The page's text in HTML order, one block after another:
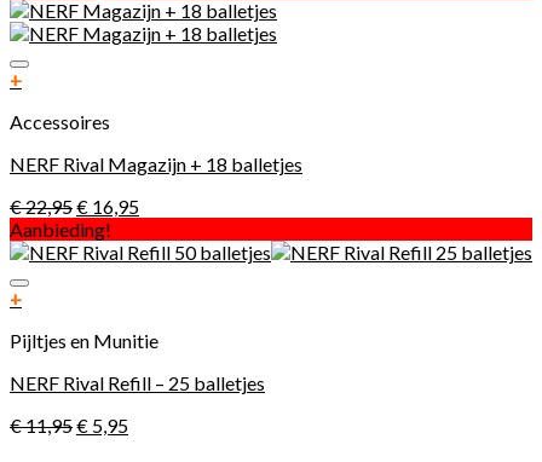
+
Accessoires
NERF Rival Magazijn + 18 balletjes
€22,95€ 16,95
Aanbieding!
+
Pijltjes en Munitie
NERF Rival Refill – 25 balletjes
€11,95€ 5,95